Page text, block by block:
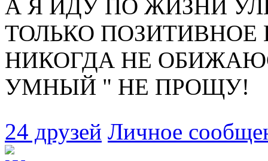
А Я ИДУ ПО ЖИЗНИ
ТОЛЬКО ПОЗИТИВНОЕ
НИКОГДА НЕ
УМНЫЙ " НЕ ПРОЩУ!
24 друзей Личное